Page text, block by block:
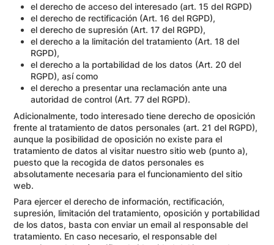
el derecho de acceso del interesado (art. 15 del RGPD)
el derecho de rectificación (Art. 16 del RGPD),
el derecho de supresión (Art. 17 del RGPD),
el derecho a la limitación del tratamiento (Art. 18 del
RGPD),
el derecho a la portabilidad de los datos (Art. 20 del
RGPD), así como
el derecho a presentar una reclamación ante una
autoridad de control (Art. 77 del RGPD).
Adicionalmente, todo interesado tiene derecho de oposición
frente al tratamiento de datos personales (art. 21 del RGPD),
aunque la posibilidad de oposición no existe para el
tratamiento de datos al visitar nuestro sitio web (punto a),
puesto que la recogida de datos personales es
absolutamente necesaria para el funcionamiento del sitio
web.
Para ejercer el derecho de información, rectificación,
supresión, limitación del tratamiento, oposición y portabilidad
de los datos, basta con enviar un email al responsable del
tratamiento. En caso necesario, el responsable del